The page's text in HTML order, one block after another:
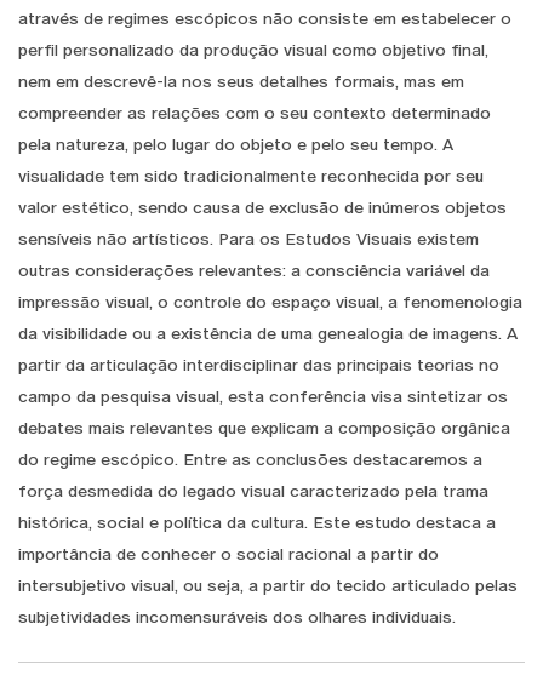
através de regimes escópicos não consiste em estabelecer o
perfil personalizado da produção visual como objetivo final,
nem em descrevê-la nos seus detalhes formais, mas em
compreender as relações com o seu contexto determinado
pela natureza, pelo lugar do objeto e pelo seu tempo. A
visualidade tem sido tradicionalmente reconhecida por seu
valor estético, sendo causa de exclusão de inúmeros objetos
sensíveis não artísticos. Para os Estudos Visuais existem
outras considerações relevantes: a consciência variável da
impressão visual, o controle do espaço visual, a fenomenologia
da visibilidade ou a existência de uma genealogia de imagens. A
partir da articulação interdisciplinar das principais teorias no
campo da pesquisa visual, esta conferência visa sintetizar os
debates mais relevantes que explicam a composição orgânica
do regime escópico. Entre as conclusões destacaremos a
força desmedida do legado visual caracterizado pela trama
histórica, social e política da cultura. Este estudo destaca a
importância de conhecer o social racional a partir do
intersubjetivo visual, ou seja, a partir do tecido articulado pelas
subjetividades incomensuráveis ​​dos olhares individuais.